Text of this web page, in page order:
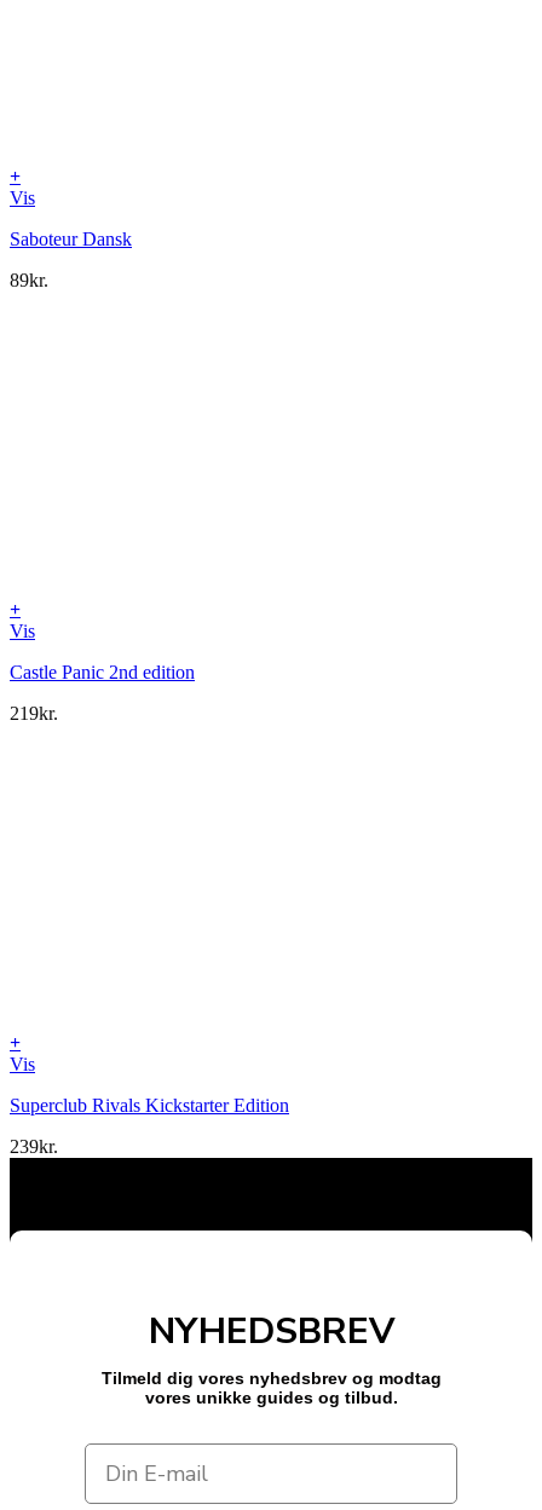
+
Vis
Saboteur Dansk
89kr.
+
Vis
Castle Panic 2nd edition
219kr.
+
Vis
Superclub Rivals Kickstarter Edition
239kr.
NYHEDSBREV
Tilmeld dig vores nyhedsbrev og modtag
vores unikke guides og tilbud.